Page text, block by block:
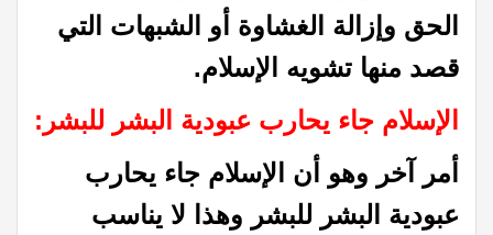
الحق وإزالة الغشاوة أو الشبهات التي
قصد منها تشويه الإسلام.
الإسلام جاء يحارب عبودية البشر للبشر:
أمر آخر وهو أن الإسلام جاء يحارب
عبودية البشر للبشر وهذا لا يناسب